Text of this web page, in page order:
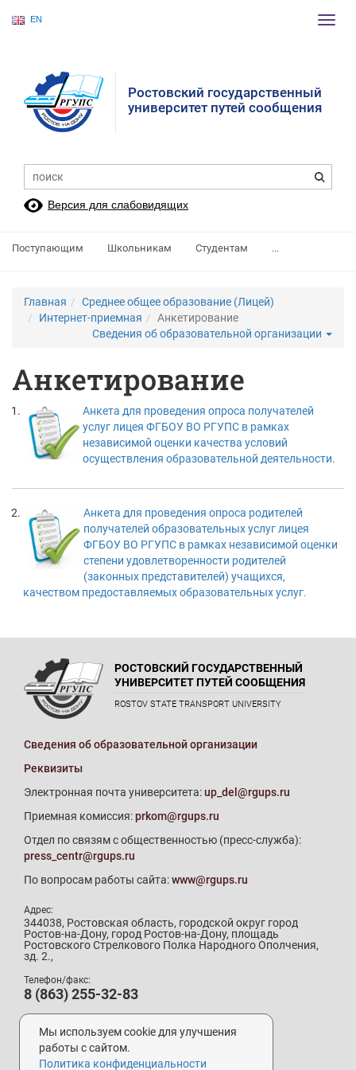
EN
Ростовский государственный
университет путей сообщения
Версия для слабовидящих
Поступающим Школьникам Студентам ...
Главная
Среднее общее образование (Лицей)
Интернет-приемная
Анкетирование
Сведения об образовательной организации
Анкетирование
Анкета для проведения опроса получателей
услуг лицея ФГБОУ ВО РГУПС в рамках
независимой оценки качества условий
осуществления образовательной деятельности.
Анкета для проведения опроса родителей
получателей образовательных услуг лицея
ФГБОУ ВО РГУПС в рамках независимой оценки
степени удовлетворенности родителей
(законных представителей) учащихся,
качеством предоставляемых образовательных услуг.
РОСТОВСКИЙ ГОСУДАРСТВЕННЫЙ
УНИВЕРСИТЕТ ПУТЕЙ СООБЩЕНИЯ
ROSTOV STATE TRANSPORT UNIVERSITY
Сведения об образовательной организации
Реквизиты
Электронная почта университета:up_del@rgups.ru
Приемная комиссия:prkom@rgups.ru
Отдел по связям с общественностью (пресс-служба):
press_centr@rgups.ru
По вопросам работы сайта:www@rgups.ru
Адрес:
344038, Ростовская область, городской округ город
Ростов-на-Дону, город Ростов-на-Дону, площадь
Ростовского Стрелкового Полка Народного Ополчения,
зд. 2.,
Телефон/факс:
8 (863) 255-32-83
Телефон приемной комиссии:
8 (800) 707-19-29
8 (863) 272-64-88
Мы используем cookie для улучшения
работы с сайтом.
Политика конфиденциальности